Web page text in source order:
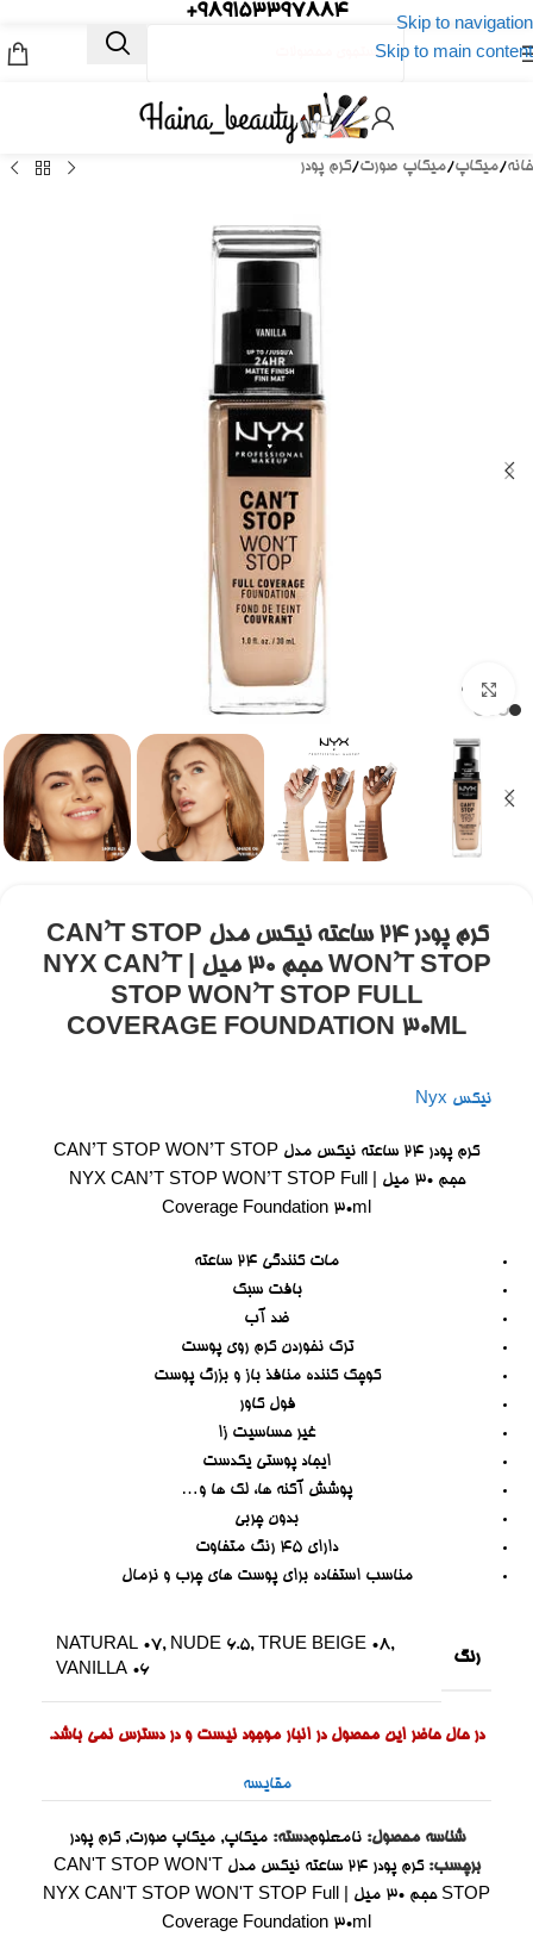
Skip to navigation
Skip to main content
989153397884+
خانه/میکاپ/میکاپ صورت/کرم پودر
برای بزرگنمایی کلیک کنید
کرم پودر ۲۴ ساعته نیکس مدل CAN’T STOP
WON’T STOP حجم ۳۰ میل | NYX CAN’T
STOP WON’T STOP FULL
COVERAGE FOUNDATION 30ML
نیکس Nyx
کرم پودر ۲۴ ساعته نیکس مدل CAN’T STOP WON’T STOP
حجم ۳۰ میل | NYX CAN’T STOP WON’T STOP Full
Coverage Foundation 30ml
مات کنندگی 24 ساعته
بافت سبک
ضد آب
ترک نخوردن کرم روی پوست
کوچک کننده منافذ باز و بزرگ پوست
فول کاور
غیر حساسیت زا
ایجاد پوستی یکدست
پوشش آکنه ها، لک ها و…
بدون چربی
دارای 45 رنگ متفاوت
مناسب استفاده برای پوست های چرب و نرمال
رنگ
NATURAL 07, NUDE 6.5, TRUE BEIGE 08,
VANILLA 06
در حال حاضر این محصول در انبار موجود نیست و در دسترس نمی باشد.
مقایسه
شناسه محصول:نامعلومدسته: میکاپ, میکاپ صورت, کرم پودر
برچسب:
کرم پودر ۲۴ ساعته نیکس مدل CAN'T STOP WON'T
STOP حجم ۳۰ میل | NYX CAN'T STOP WON'T STOP Full
Coverage Foundation 30ml